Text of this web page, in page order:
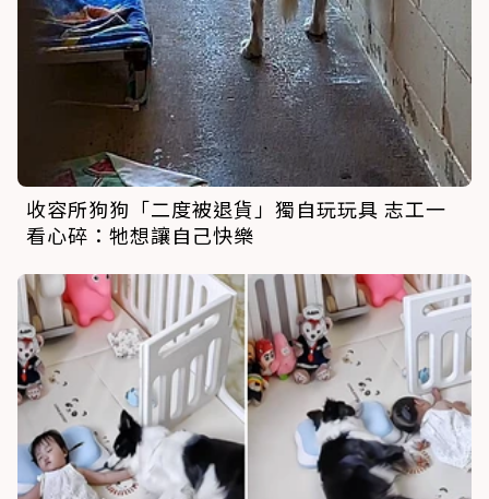
收容所狗狗「二度被退貨」獨自玩玩具 志工一
看心碎：牠想讓自己快樂